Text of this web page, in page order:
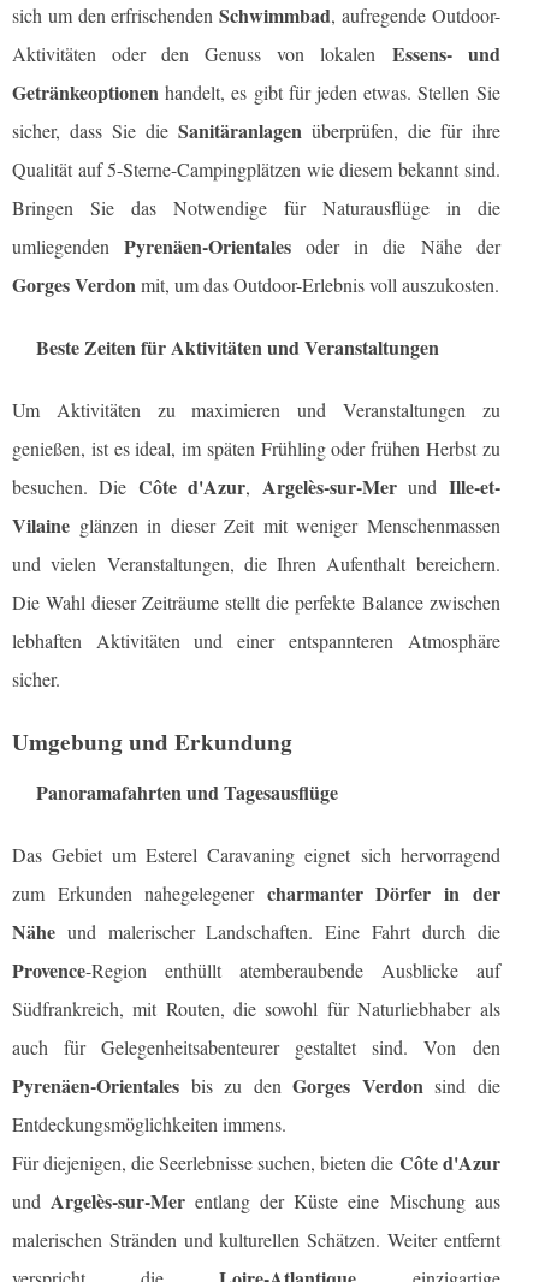
sich um den erfrischendenSchwimmbad, aufregende Outdoor-
Aktivitäten oder den Genuss von lokalen Essens- und
Getränkeoptionen handelt, es gibt für jeden etwas. Stellen Sie
sicher, dass Sie die Sanitäranlagenüberprüfen, die für ihre
Qualität auf 5-Sterne-Campingplätzen wie diesem bekannt sind.
Bringen Sie das Notwendige für Naturausflüge in die
umliegendenPyrenäen-Orientales oder in die Nähe der
Gorges Verdonmit, um das Outdoor-Erlebnis voll auszukosten.
Beste Zeiten für Aktivitäten und Veranstaltungen
Um Aktivitäten zu maximieren und Veranstaltungen zu
genießen, ist es ideal, im späten Frühling oder frühen Herbst zu
besuchen. Die Côte d'Azur, Argelès-sur-Merund Ille-et-
Vilaine glänzen in dieser Zeit mit weniger Menschenmassen
und vielen Veranstaltungen, die Ihren Aufenthalt bereichern.
Die Wahl dieser Zeiträume stellt die perfekte Balance zwischen
lebhaften Aktivitäten und einer entspannteren Atmosphäre
sicher.
Umgebung und Erkundung
Panoramafahrten und Tagesausflüge
Das Gebiet um Esterel Caravaning eignet sich hervorragend
zum Erkunden nahegelegener charmanter Dörfer in der
Nähe und malerischer Landschaften. Eine Fahrt durch die
Provence-Region enthüllt atemberaubende Ausblicke auf
Südfrankreich, mit Routen, die sowohl für Naturliebhaber als
auch für Gelegenheitsabenteurer gestaltet sind. Von den
Pyrenäen-Orientales bis zu denGorges Verdonsind die
Entdeckungsmöglichkeiten immens.
Für diejenigen, die Seerlebnisse suchen, bieten die Côte d'Azur
undArgelès-sur-Mer entlang der Küste eine Mischung aus
malerischen Stränden und kulturellen Schätzen. Weiter entfernt